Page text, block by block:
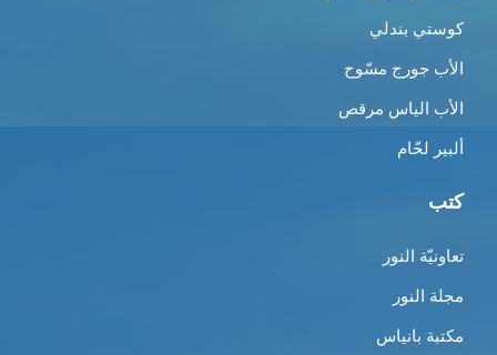
كوستي بندلي
الأب جورج مسّوح
الأب الياس مرقص
ألبير لحّام
كتب
تعاونيّة النور
مجلة النور
مكتبة بانياس